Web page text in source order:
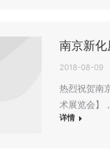
南京新
2018-08-09
热烈祝贺南
术展览会】
详情